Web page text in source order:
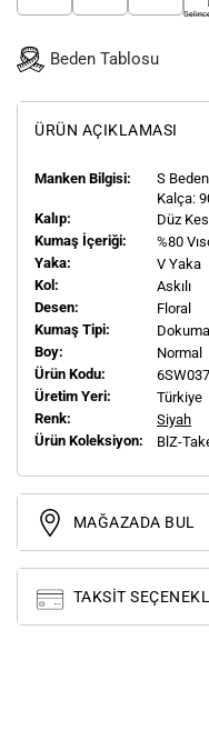
Beden Tablosu
ÜRÜN AÇIKLAMASI
Manken Bilgisi: S
Kalça:
Kalıp:
Düz
Kumaş İçeriği:
%80
Yaka:
V Yaka
Kol:
Askılı
Desen:
Floral
Kumaş Tipi:
Dokuma
Boy:
Normal
Ürün Kodu:
Üretim Yeri:
Türkiye
Renk:
Siyah
Ürün Koleksiyon:
BlZ-
MAĞAZADA BUL
TAKSIT